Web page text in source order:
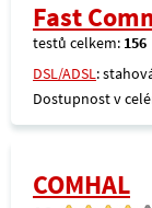
Fast
testů celkem: 156
DSL/ADSL:
Dostupnost v
COMHAL